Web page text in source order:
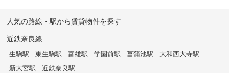
人気の路線・駅から賃貸物件を探す
近鉄奈良線
生駒駅 東生駒駅 富雄駅 学園前駅 菖蒲池駅
大和西大寺駅
新大宮駅
近鉄奈良駅